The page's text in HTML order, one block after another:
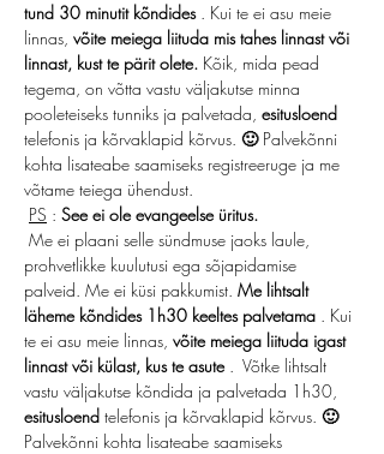
tund 30 minutit kõndides . Kui te ei asu meie
linnas, võite meiega liituda mis tahes linnast või
linnast, kust te pärit olete. Kõik, mida pead
tegema, on võtta vastu väljakutse minna
pooleteiseks tunniks ja palvetada, esitusloend
telefonis ja kõrvaklapid kõrvus. 🙂 Palvekõnni
kohta lisateabe saamiseks registreeruge ja me
võtame teiega ühendust.
PS : See ei ole evangeelse üritus.
prohvetlikke kuulutusi ega sõjapidamise
palveid. Me ei küsi pakkumist. Me lihtsalt
läheme kõndides 1h30 keeltes palvetama . Kui
te ei asu meie linnas, võite meiega liituda igast
linnast või külast, kus te asute .  Võtke lihtsalt
vastu väljakutse kõndida ja palvetada 1h30,
esitusloend telefonis ja kõrvaklapid kõrvus. 🙂
Palvekõnni kohta lisateabe saamiseks